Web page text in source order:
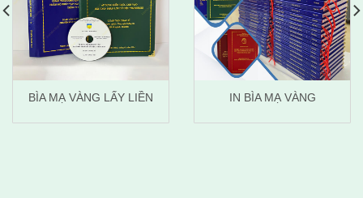
BÌA MẠ VÀNG LẤY LIỀN IN BÌA MẠ VÀNG